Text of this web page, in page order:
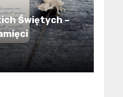
Świętych –